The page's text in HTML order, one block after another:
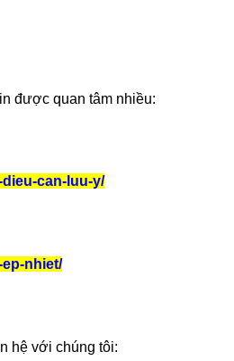
được quan tâm nhiều:
can-luu-y/
nhiet/
hệ với chúng tôi: